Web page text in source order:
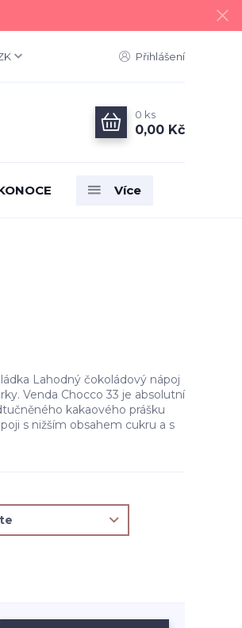
Přihlášení
0 ks
0,00 Kč
Více
Lahodný čokoládový nápoj
Venda Chocco 33 je absolutní
kakaového prášku
s nižším obsahem cukru a s